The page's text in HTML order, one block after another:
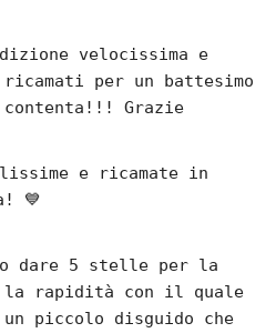
velocissima e
per un battesimo
Grazie
e ricamate in
💙
dare 5 stelle per la
rapidità con il quale
piccolo disguido che